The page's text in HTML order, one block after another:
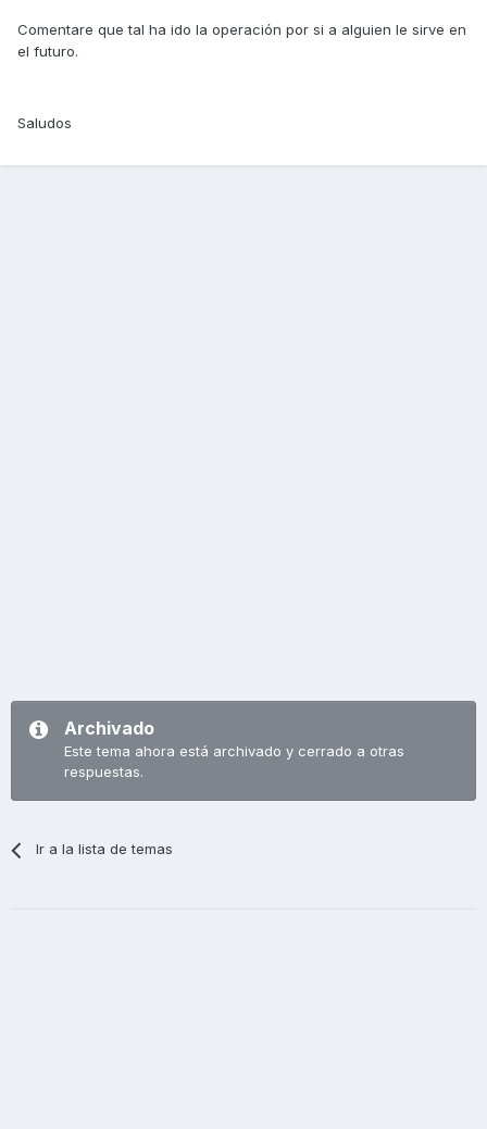
Comentare que tal ha ido la operación por si a alguien le sirve en
el futuro.
Saludos
Archivado
Este tema ahora está archivado y cerrado a otras
respuestas.
Ir a la lista de temas